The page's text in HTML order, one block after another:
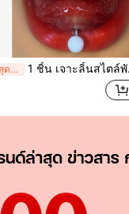
3 วันสุดท้าย 1 ชิ้น เจาะลิ้นสไตล์พังก์ อะคริลิก ไทเทเนียมสตีล พร้อมปลายลูกบอลคู่ สีขาว & ดำ เครื่องประดับเจาะลิ้นยูนิเซ็กซ์